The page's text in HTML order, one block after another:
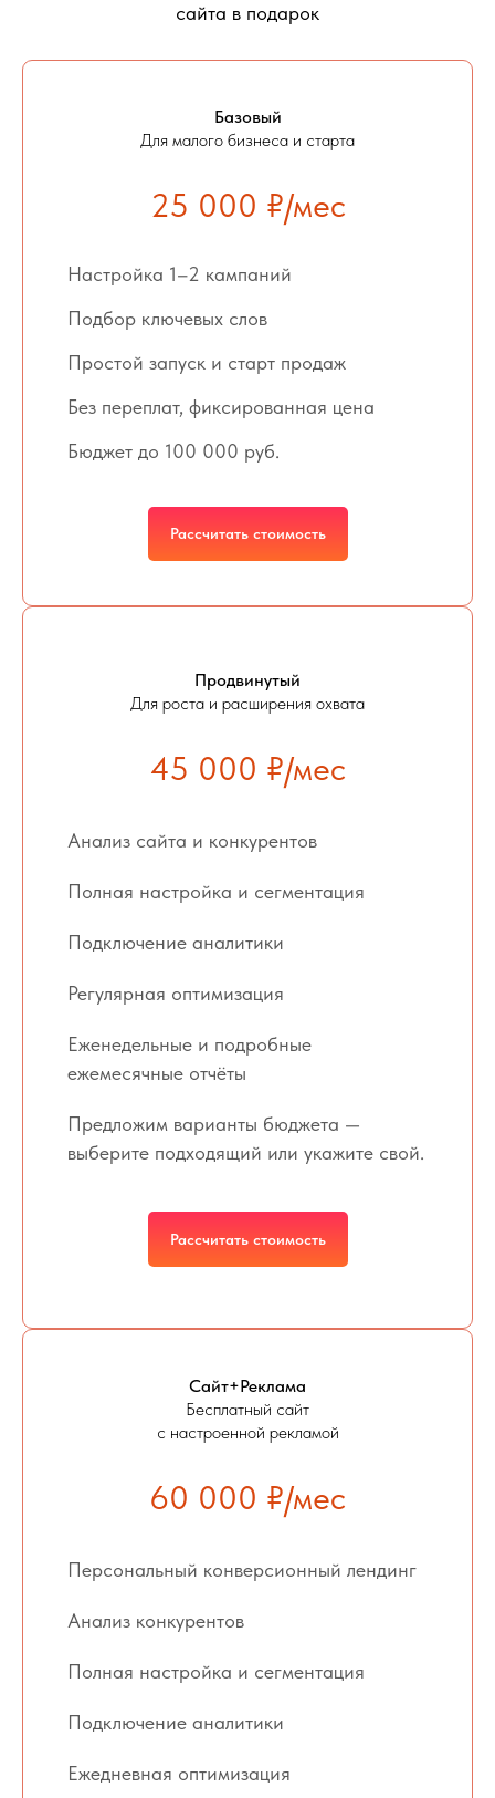
сайта в подарок
Базовый
Для малого бизнеса и старта
25 000 ₽/мес
Настройка 1–2 кампаний
Подбор ключевых слов
Простой запуск и старт продаж
Без переплат, фиксированная цена
Бюджет до 100 000 руб.
Рассчитать стоимость
Продвинутый
Для роста и расширения охвата
45 000 ₽/мес
Анализ сайта и конкурентов
Полная настройка и сегментация
Подключение аналитики
Регулярная оптимизация
Еженедельные и подробные
ежемесячные отчёты
Предложим варианты бюджета —
выберите подходящий или укажите свой.
Рассчитать стоимость
Сайт+Реклама
Бесплатный сайт
с настроенной рекламой
60 000 ₽/мес
Персональный конверсионный лендинг
Анализ конкурентов
Полная настройка и сегментация
Подключение аналитики
Ежедневная оптимизация